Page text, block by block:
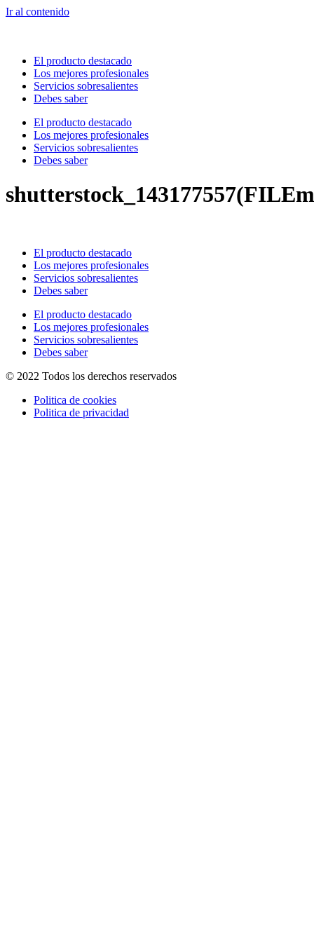
Ir al contenido
El producto destacado
Los mejores profesionales
Servicios sobresalientes
Debes saber
El producto destacado
Los mejores profesionales
Servicios sobresalientes
Debes saber
El producto destacado
Los mejores profesionales
Servicios sobresalientes
Debes saber
El producto destacado
Los mejores profesionales
Servicios sobresalientes
Debes saber
© 2022 Todos los derechos reservados
Politica de cookies
Politica de privacidad